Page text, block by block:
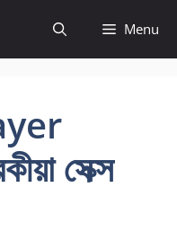
Menu
সেক্স